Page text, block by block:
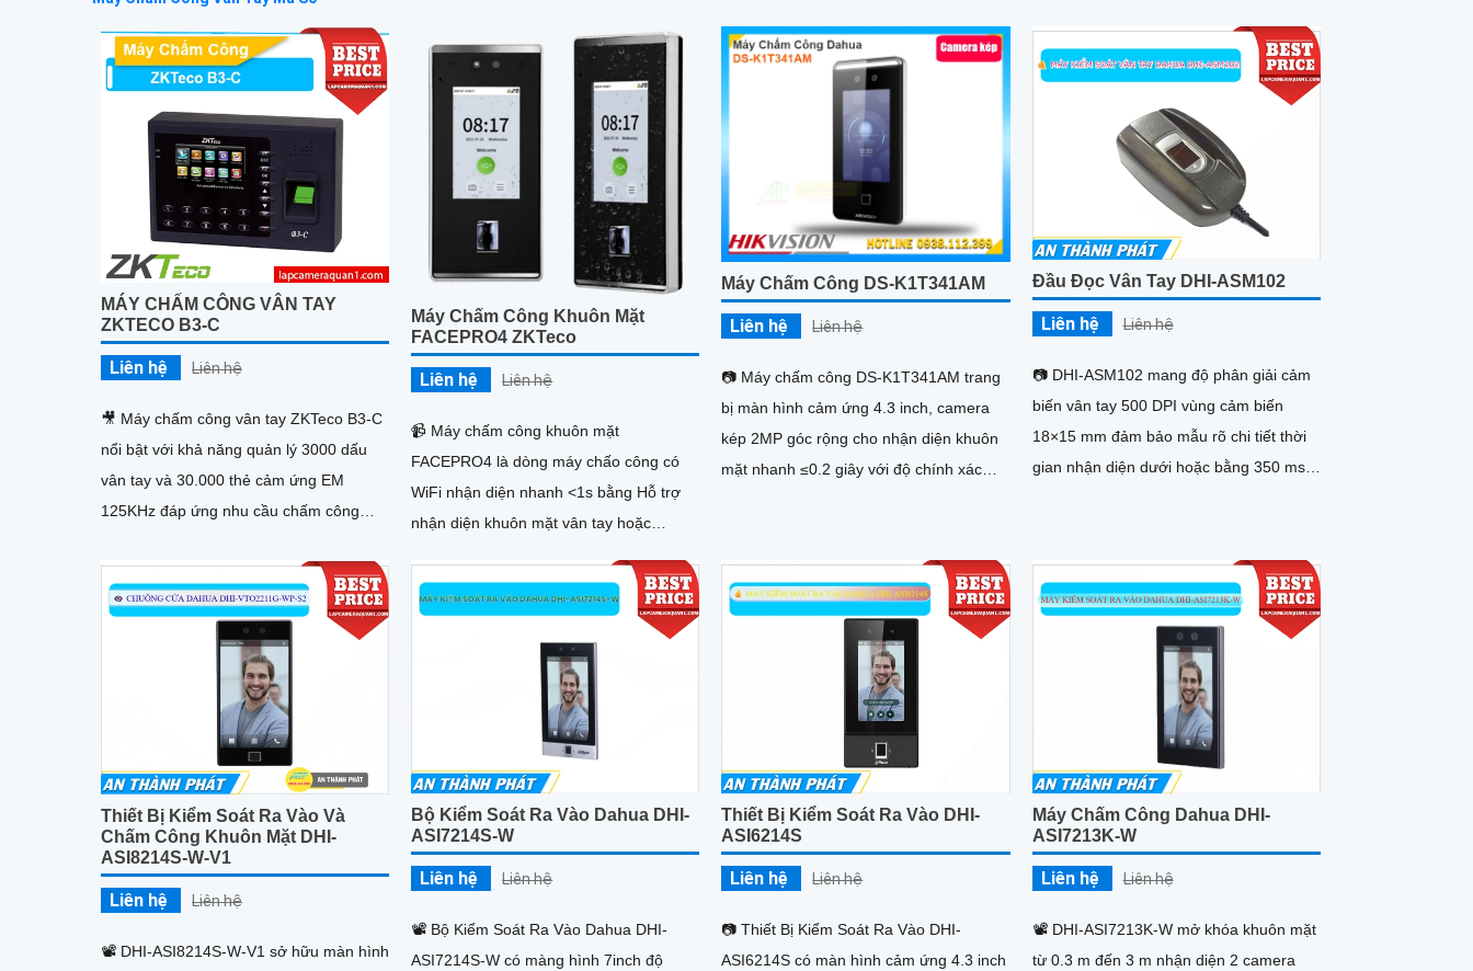
MÁY CHẤM CÔNG VÂN TAY
ZKTECO B3-C
Liên hệ Liên hệ
🎥 Máy chấm công vân tay ZKTeco B3-C
nổi bật với khả năng quản lý 3000 dấu
vân tay và 30.000 thẻ cảm ứng EM
125KHz đáp ứng nhu cầu chấm công
lớn. Hệ thống hoạt động ổn định nhờ
chip Intel xử lý nhanh dưới 0.5 giây hỗ
trợ kết nối TCP/IP USB và có thể liên kết
Máy Chấm Công Khuôn Mặt
FACEPRO4 ZKTeco
Liên hệ Liên hệ
📹 Máy chấm công khuôn mặt
FACEPRO4 là dòng máy chấo công có
WiFi nhận diện nhanh <1s bằng Hỗ trợ
nhận diện khuôn mặt vân tay hoặc
4 inch (480×800) Màn hình cảm ứng 4
inch, lưu trữ 3.000 khuôn mặt và 200.000
bản ghi. Chuẩn IP65 chống nước và bụi.
Hỗ trợ phần mềm Wise Eye Mix 3 kết nối
Máy Chấm Công DS-K1T341AM
Liên hệ Liên hệ
📷 Máy chấm công DS-K1T341AM trang
bị màn hình cảm ứng 4.3 inch, camera
kép 2MP góc rộng cho nhận diện khuôn
mặt nhanh ≤0.2 giây với độ chính xác
kiện. Tích hợp AI chống giả mạo, đàm
thoại 2 chiều, nhiều chế độ chấm công
và mở cửa qua ứng dụng Hik-Connect.
Đầu Đọc Vân Tay DHI-ASM102
Liên hệ Liên hệ
📷 DHI-ASM102 mang độ phân giải cảm
biến vân tay 500 DPI vùng cảm biến
18×15 mm đảm bảo mẫu rõ chi tiết thời
gian nhận diện dưới hoặc bằng 350 ms
động tin cậy trong nhiệt độ −20° đến
+55° C độ ẩm ≤ 85 %.
Thiết Bị Kiểm Soát Ra Vào Và
Chấm Công Khuôn Mặt DHI-
ASI8214S-W-V1
Liên hệ Liên hệ
📽 DHI-ASI8214S-W-V1 sở hữu màn hình
Bộ Kiểm Soát Ra Vào Dahua DHI-
ASI7214S-W
Liên hệ Liên hệ
📽 Bộ Kiểm Soát Ra Vào Dahua DHI-
ASI7214S-W có màng hình 7inch độ
Thiết Bị Kiểm Soát Ra Vào DHI-
ASI6214S
Liên hệ Liên hệ
📷 Thiết Bị Kiểm Soát Ra Vào DHI-
ASI6214S có màn hình cảm ứng 4.3 inch
Máy Chấm Công Dahua DHI-
ASI7213K-W
Liên hệ Liên hệ
📽 DHI-ASI7213K-W mở khóa khuôn mặt
từ 0.3 m đến 3 m nhận diện 2 camera